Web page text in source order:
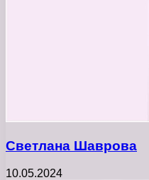
Светлана Шаврова
10.05.2024